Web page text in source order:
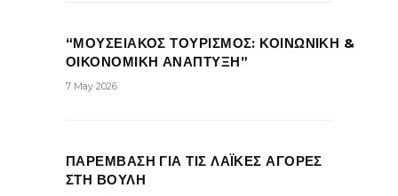
“ΜΟΥΣΕΙΑΚΟΣ ΤΟΥΡΙΣΜΟΣ: ΚΟΙΝΩΝΙΚΗ &
ΟΙΚΟΝΟΜΙΚΗ ΑΝΑΠΤΥΞΗ”
7 May 2026
ΠΑΡΕΜΒΑΣΗ ΓΙΑ ΤΙΣ ΛΑΪΚΕΣ ΑΓΟΡΕΣ
ΣΤΗ ΒΟΥΛΗ